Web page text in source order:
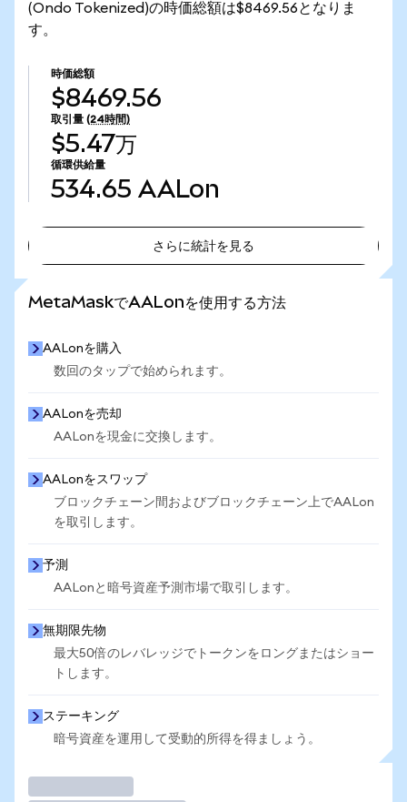
(Ondo Tokenized)の時価総額は$8469.56となりま
す。
時価総額
$8469.56
取引量 (24時間)
$5.47万
循環供給量
534.65 AALon
さらに統計を見る
MetaMaskでAALonを使用する方法
AALonを購入
数回のタップで始められます。
AALonを売却
AALonを現金に交換します。
AALonをスワップ
ブロックチェーン間およびブロックチェーン上でAALon
を取引します。
予測
AALonと暗号資産予測市場で取引します。
無期限先物
最大50倍のレバレッジでトークンをロングまたはショー
トします。
ステーキング
暗号資産を運用して受動的所得を得ましょう。